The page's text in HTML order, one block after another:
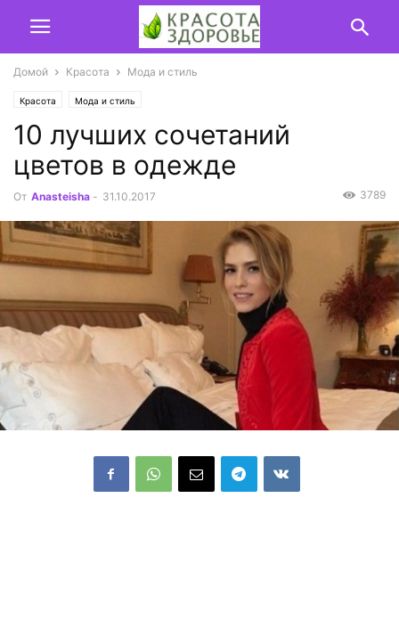
Домой Красота Мода и стиль
Красота Мода и стиль
10 лучших сочетаний
цветов в одежде
От Anasteisha - 31.10.2017 3789